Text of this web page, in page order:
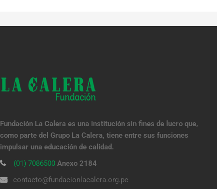
Fundación La Calera es una institución sin fines de lucro que,
como parte del Grupo La Calera, tiene entre sus funciones
impulsar una educación de calidad.
(01) 7086500 Anexo 2184
contacto@fundacionlacalera.org.pe